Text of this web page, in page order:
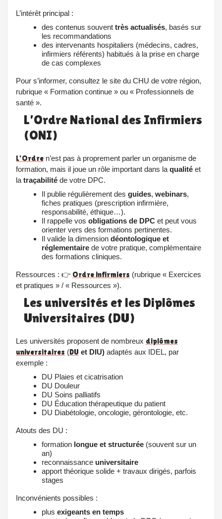
L’intérêt principal :
des contenus souvent très actualisés, basés sur
les recommandations
des intervenants hospitaliers (médecins, cadres,
infirmiers référents) habitués à la prise en charge
de cas complexes
Pour s’informer, consultez le site du CHU de votre région,
rubrique « Formation continue » ou « Professionnels de
santé ».
L’Ordre National des Infirmiers
(ONI)
L’Ordre n’est pas à proprement parler un organisme de
formation, mais il joue un rôle important dans la qualité et
la traçabilité de votre DPC.
Il publie régulièrement des guides, webinars,
fiches pratiques (prescription infirmière,
responsabilité, éthique…).
Il rappelle vos obligations de DPC et peut vous
orienter vers des formations pertinentes.
Il valide la dimension déontologique et
réglementaire de votre pratique, complémentaire
des formations cliniques.
Ressources : 👉 Ordre infirmiers (rubrique « Exercices
et pratiques » / « Ressources »).
Les universités et les Diplômes
Universitaires (DU)
Les universités proposent de nombreux diplômes
universitaires (DU et DIU) adaptés aux IDEL, par
exemple :
DU Plaies et cicatrisation
DU Douleur
DU Soins palliatifs
DU Éducation thérapeutique du patient
DU Diabétologie, oncologie, gérontologie, etc.
Atouts des DU :
formation longue et structurée (souvent sur un
an)
reconnaissance universitaire
apport théorique solide + travaux dirigés, parfois
stages
Inconvénients possibles :
plus exigeants en temps